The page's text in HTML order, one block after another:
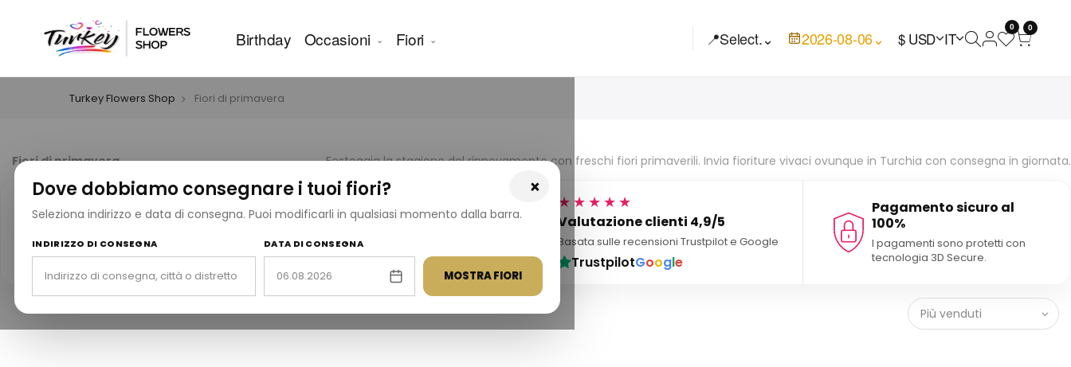
Birthday Occasioni Fiori 📍Select.⌄ 2026-08-06⌄ $ USD IT
0 0
×
Dove dobbiamo consegnare i tuoi fiori?
Seleziona indirizzo e data di consegna. Puoi modificarli in qualsiasi momento dalla barra.
INDIRIZZO DI CONSEGNA DATA DI CONSEGNA
MOSTRA FIORI
Turkey Flowers Shop Fiori di primavera
Fiori di primavera Festeggia la stagione del rinnovamento con freschi fiori primaverili. Invia fioriture vivaci ovunque in Turchia con consegna in giornata.
2525 anni di esperienza
fiori dal 1999.
10.000+ consegne
riuscite in tutta la Turchia.
★★★★★
Valutazione clienti 4,9/5
Basata sulle recensioni Trustpilot e Google
TrustpilotGoogle
Pagamento sicuro al
100%
I pagamenti sono protetti con
tecnologia 3D Secure.
Più venduti